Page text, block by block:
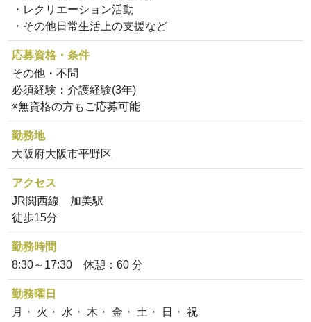
・レクリエーション活動
・その他日常生活上の支援など
応募資格・条件
その他・不問
必須経験：介護経験(3年)
※無資格の方もご応募可能
勤務地
大阪府大阪市平野区
アクセス
JR関西線 加美駅
徒歩15分
勤務時間
8:30～17:30 休憩：60 分
勤務曜日
月・ 火・ 水・ 木・ 金・ 土・ 日・ 祝